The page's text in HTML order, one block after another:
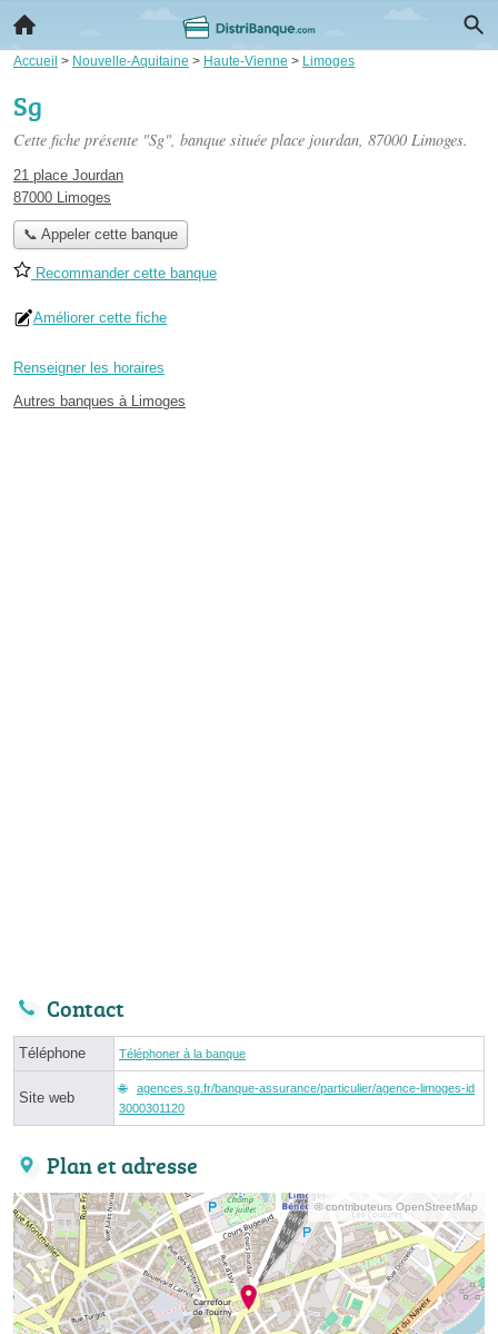
Accueil > Nouvelle-Aquitaine > Haute-Vienne > Limoges
Sg
Cette fiche présente "Sg", banque située place jourdan, 87000 Limoges.
21 place Jourdan
87000 Limoges
📞 Appeler cette banque
Recommander cette banque
Améliorer cette fiche
Renseigner les horaires
Autres banques à Limoges
Contact
Téléphone Téléphoner à la banque
Site web
agences.sg.fr/banque-assurance/particulier/agence-limoges-id
3000301120
Plan et adresse
© contributeurs OpenStreetMap